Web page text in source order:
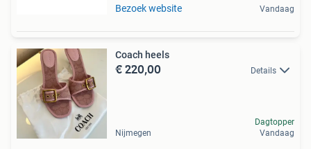
Bezoek website Vandaag
Coach heels
€ 220,00 Details
Nijmegen
Dagtopper
Vandaag